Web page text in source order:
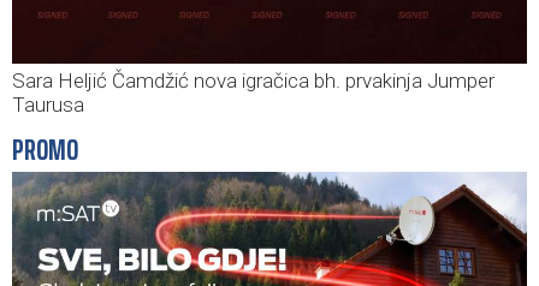
Sara Heljić Čamdžić nova igračica bh. prvakinja Jumper
Taurusa
PROMO